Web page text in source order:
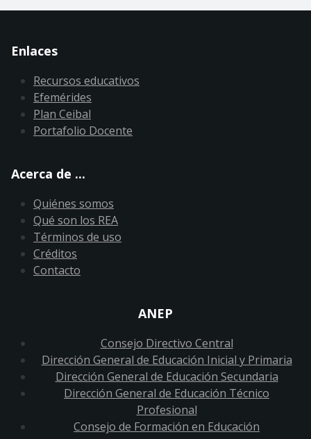
Enlaces
Recursos educativos
Efemérides
Plan Ceibal
Portafolio Docente
Acerca de ...
Quiénes somos
Qué son los REA
Términos de uso
Créditos
Contacto
ANEP
Consejo Directivo Central
Dirección General de Educación Inicial y Primaria
Dirección General de Educación Secundaria
Dirección General de Educación Técnico
Profesional
Consejo de Formación en Educación